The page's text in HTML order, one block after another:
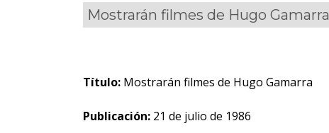
Mostrarán filmes de Hugo Gamarra
Título: Mostrarán filmes de Hugo Gamarra
Publicación: 21 de julio de 1986